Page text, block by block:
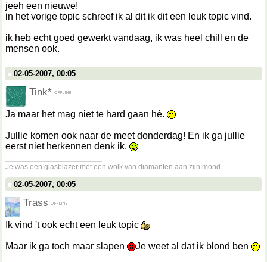
jeeh een nieuwe!
in het vorige topic schreef ik al dit ik dit een leuk topic vind.
ik heb echt goed gewerkt vandaag, ik was heel chill en de
mensen ook.
02-05-2007, 00:05
Tink*
Ja maar het mag niet te hard gaan hè.
Jullie komen ook naar de meet donderdag! En ik ga jullie
eerst niet herkennen denk ik.
Je was een glasblazer met een wolk van diamanten aan zijn mond
02-05-2007, 00:05
Trass
Ik vind 't ook echt een leuk topic
Maar ik ga toch maar slapen Je weet al dat ik blond ben